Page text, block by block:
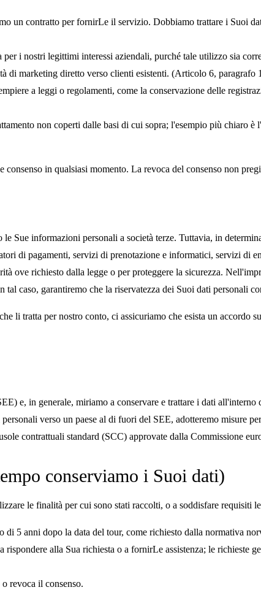
un contratto per fornirLe il servizio. Dobbiamo trattare i Suoi
per i nostri legittimi interessi aziendali, purché tale utilizzo sia
di marketing diretto verso clienti esistenti. (Articolo 6, paragrafo
a leggi o regolamenti, come la conservazione delle
non coperti dalle basi di cui sopra; l'esempio più chiaro
in qualsiasi momento. La revoca del consenso non
Sue informazioni personali a società terze. Tuttavia, in
di pagamenti, servizi di prenotazione e informatici, servizi di
ove richiesto dalla legge o per proteggere la sicurezza.
caso, garantiremo che la riservatezza dei Suoi dati personali
li tratta per nostro conto, ci assicuriamo che esista un accordo
e, in generale, miriamo a conservare e trattare i dati
verso un paese al di fuori del SEE, adotteremo misure
contrattuali standard (SCC) approvate dalla Commissione
conserviamo i Suoi dati)
le finalità per cui sono stati raccolti, o a soddisfare requisiti
di 5 anni dopo la data del tour, come richiesto dalla normativa
rispondere alla Sua richiesta o a fornirLe assistenza; le richieste
revoca il consenso.